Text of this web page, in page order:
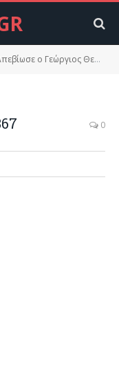
ο Γεώργιος Θεοδωράκος του Δημητρίου
0